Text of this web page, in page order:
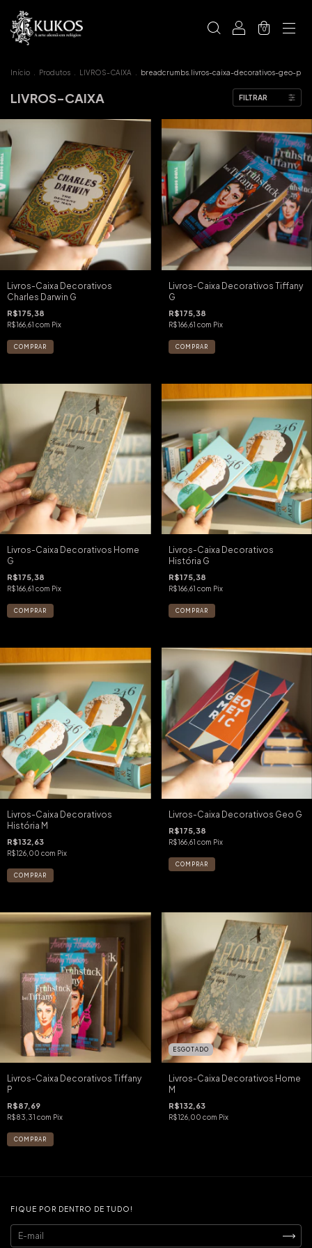
0
Início Produtos LIVROS-CAIXA breadcrumbs.livros-caixa-decorativos-geo-p
LIVROS-CAIXA FILTRAR
Livros-Caixa Decorativos
Charles Darwin G
R$175,38
R$166,61 com Pix
Livros-Caixa Decorativos Tiffany
G
R$175,38
R$166,61 com Pix
Livros-Caixa Decorativos Home
G
R$175,38
R$166,61 com Pix
Livros-Caixa Decorativos
História G
R$175,38
R$166,61 com Pix
Livros-Caixa Decorativos
História M
R$132,63
R$126,00 com Pix
Livros-Caixa Decorativos Geo G
R$175,38
R$166,61 com Pix
Livros-Caixa Decorativos Tiffany
P
R$87,69
R$83,31 com Pix
ESGOTADO
Livros-Caixa Decorativos Home
M
R$132,63
R$126,00 com Pix
FIQUE POR DENTRO DE TUDO!